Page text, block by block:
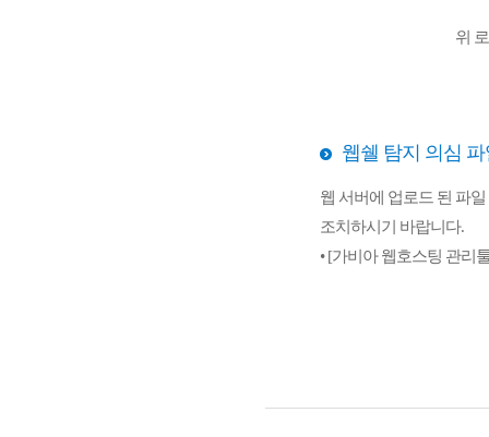
위
웹쉘 탐지 의심 파
웹 서버에 업로드 된 파
조치하시기 바랍니다.
• [가비아 웹호스팅 관리